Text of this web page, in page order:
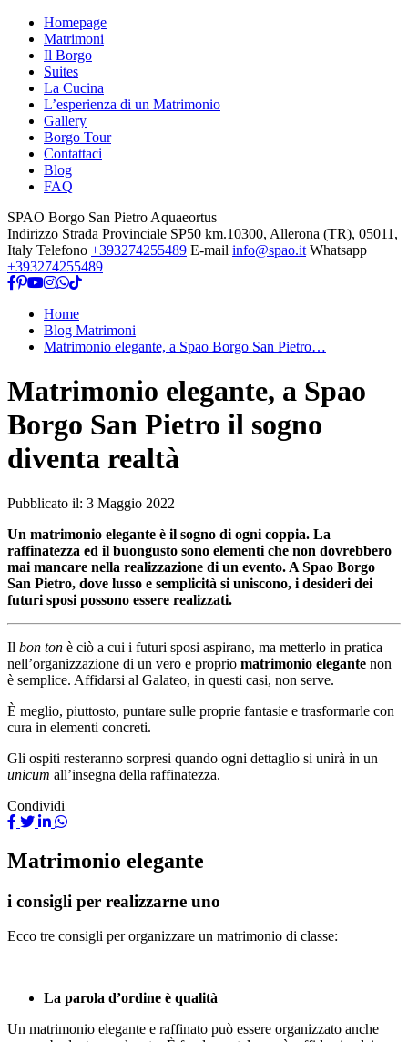
Homepage
Matrimoni
Il Borgo
Suites
La Cucina
L’esperienza di un Matrimonio
Gallery
Borgo Tour
Contattaci
Blog
FAQ
SPAO Borgo San Pietro Aquaeortus
Indirizzo Strada Provinciale SP50 km.10300, Allerona (TR), 05011,
Italy Telefono +393274255489 E-mail info@spao.it Whatsapp
+393274255489
Home
Blog Matrimoni
Matrimonio elegante, a Spao Borgo San Pietro…
Matrimonio elegante, a Spao
Borgo San Pietro il sogno
diventa realtà
Pubblicato il: 3 Maggio 2022
Un matrimonio elegante è il sogno di ogni coppia. La
raffinatezza ed il buongusto sono elementi che non dovrebbero
mai mancare nella realizzazione di un evento. A Spao Borgo
San Pietro, dove lusso e semplicità si uniscono, i desideri dei
futuri sposi possono essere realizzati.
Il bon ton è ciò a cui i futuri sposi aspirano, ma metterlo in pratica
nell’organizzazione di un vero e proprio matrimonio elegante non
è semplice. Affidarsi al Galateo, in questi casi, non serve.
È meglio, piuttosto, puntare sulle proprie fantasie e trasformarle con
cura in elementi concreti.
Gli ospiti resteranno sorpresi quando ogni dettaglio si unirà in un
unicum all’insegna della raffinatezza.
Condividi
Matrimonio elegante
i consigli per realizzarne uno
Ecco tre consigli per organizzare un matrimonio di classe:
La parola d’ordine è qualità
Un matrimonio elegante e raffinato può essere organizzato anche